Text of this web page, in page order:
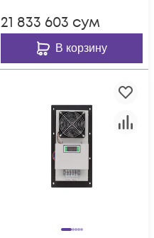
переменного тока
21 833 603 сум
В корзину